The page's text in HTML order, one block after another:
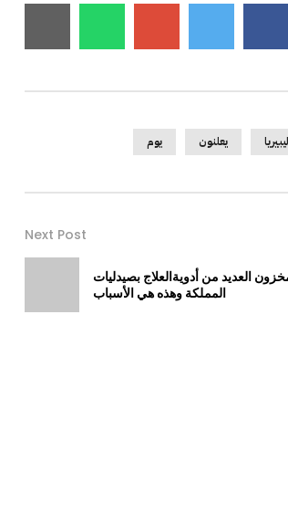
ليبيريا يعلنون يوم
Next Post
العديد من أدويةالعلاج بصيدليات
المملكة وهذه هي الأسباب